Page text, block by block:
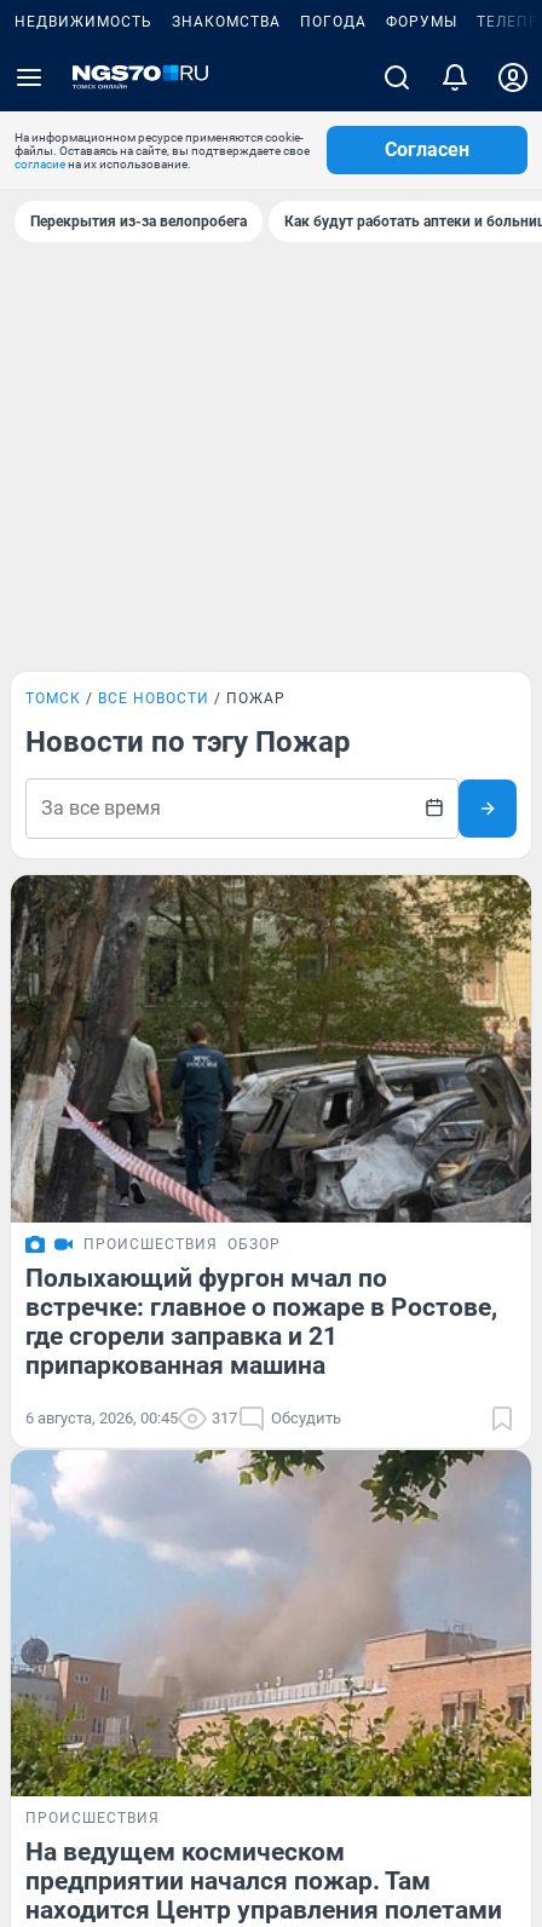
НЕДВИЖИМОСТЬ ЗНАКОМСТВА ПОГОДА ФОРУМЫ
На информационном ресурсе применяются cookie-
файлы. Оставаясь на сайте, вы подтверждаете свое
согласиена их использование.
Согласен
Перекрытия из-за велопробега Как будут работать аптеки и
ТОМСК ВСЕ НОВОСТИ ПОЖАР
Новости по тэгу Пожар
ПРОИСШЕСТВИЯ ОБЗОР
Полыхающий фургон мчал по
встречке: главное о пожаре в Ростове,
где сгорели заправка и 21
припаркованная машина
6 августа, 2026, 00:45 317 Обсудить
ПРОИСШЕСТВИЯ
На ведущем космическом
предприятии начался пожар. Там
находится Центр управления полетами